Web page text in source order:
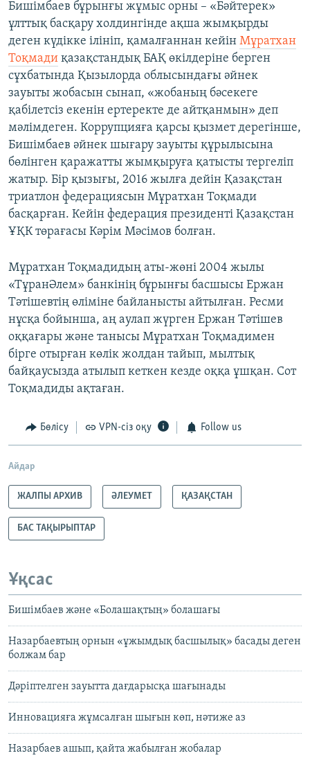
Бишімбаев бұрынғы жұмыс орны – «Бәйтерек»
ұлттық басқару холдингінде ақша жымқырды
деген күдікке ілініп, қамалғаннан кейін Мұратхан
Тоқмади қазақстандық БАҚ өкілдеріне берген
сұхбатында Қызылорда облысындағы әйнек
зауыты жобасын сынап, «жобаның бәсекеге
қабілетсіз екенін ертеректе де айтқанмын» деп
мәлімдеген. Коррупцияға қарсы қызмет дерегінше,
Бишімбаев әйнек шығару зауыты құрылысына
бөлінген қаражатты жымқыруға қатысты тергеліп
жатыр. Бір қызығы, 2016 жылға дейін Қазақстан
триатлон федерациясын Мұратхан Тоқмади
басқарған. Кейін федерация президенті Қазақстан
ҰҚК төрағасы Кәрім Мәсімов болған.
Мұратхан Тоқмадидың аты-жөні 2004 жылы
«ТұранӘлем» банкінің бұрынғы басшысы Ержан
Тәтішевтің өліміне байланысты айтылған. Ресми
нұсқа бойынша, аң аулап жүрген Ержан Тәтішев
оққағары және танысы Мұратхан Тоқмадимен
бірге отырған көлік жолдан тайып, мылтық
байқаусызда атылып кеткен кезде оққа ұшқан. Сот
Тоқмадиды ақтаған.
Бөлісу VPN-сіз оқу Follow us
Айдар
ЖАЛПЫ АРХИВ ӘЛЕУМЕТ ҚАЗАҚСТАН
БАС ТАҚЫРЫПТАР
Ұқсас
Бишімбаев және «Болашақтың» болашағы
Назарбаевтың орнын «ұжымдық басшылық» басады деген
болжам бар
Дәріптелген зауытта дағдарысқа шағынады
Инновацияға жұмсалған шығын көп, нәтиже аз
Назарбаев ашып, қайта жабылған жобалар